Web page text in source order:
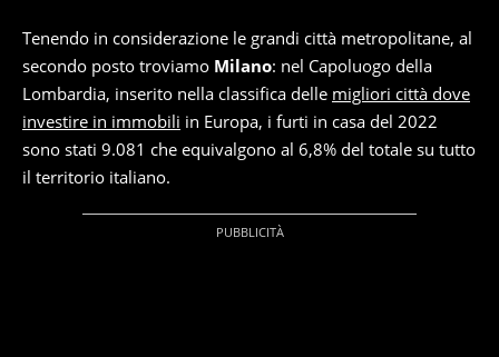
Tenendo in considerazione le grandi città metropolitane, al
secondo posto troviamo Milano: nel Capoluogo della
Lombardia, inserito nella classifica delle migliori città dove
investire in immobili in Europa, i furti in casa del 2022
sono stati 9.081 che equivalgono al 6,8% del totale su tutto
il territorio italiano.